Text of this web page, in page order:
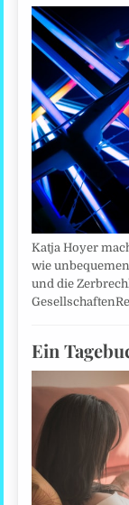
Katja Hoyer
wie
und die
Ein